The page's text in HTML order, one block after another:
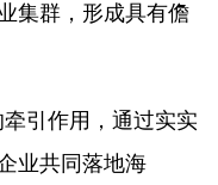
集群，形成具有儋
引作用，通过实实
业共同落地海